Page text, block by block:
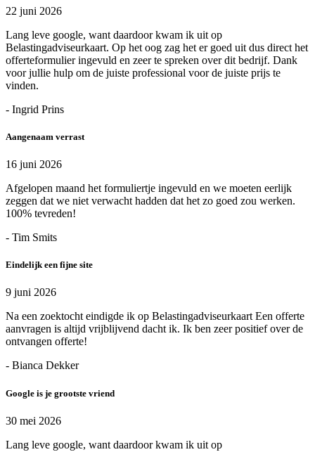
22 juni 2026
Lang leve google, want daardoor kwam ik uit op
Belastingadviseurkaart. Op het oog zag het er goed uit dus direct het
offerteformulier ingevuld en zeer te spreken over dit bedrijf. Dank
voor jullie hulp om de juiste professional voor de juiste prijs te
vinden.
- Ingrid Prins
Aangenaam verrast
16 juni 2026
Afgelopen maand het formuliertje ingevuld en we moeten eerlijk
zeggen dat we niet verwacht hadden dat het zo goed zou werken.
100% tevreden!
- Tim Smits
Eindelijk een fijne site
9 juni 2026
Na een zoektocht eindigde ik op Belastingadviseurkaart Een offerte
aanvragen is altijd vrijblijvend dacht ik. Ik ben zeer positief over de
ontvangen offerte!
- Bianca Dekker
Google is je grootste vriend
30 mei 2026
Lang leve google, want daardoor kwam ik uit op